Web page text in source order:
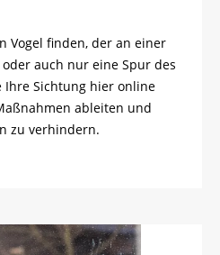
Vogel finden, der an einer
auch nur eine Spur des
Ihre Sichtung hier online
ableiten und
zu verhindern.